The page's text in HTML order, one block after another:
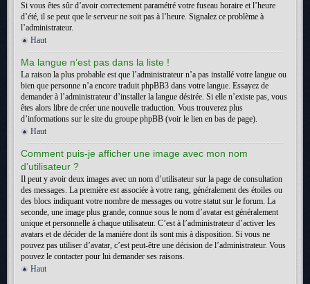
Si vous êtes sûr d’avoir correctement paramétré votre fuseau horaire et l’heure
d’été, il se peut que le serveur ne soit pas à l’heure. Signalez ce problème à
l’administrateur.
Haut
Ma langue n’est pas dans la liste !
La raison la plus probable est que l’administrateur n’a pas installé votre langue ou
bien que personne n’a encore traduit phpBB3 dans votre langue. Essayez de
demander à l’administrateur d’installer la langue désirée. Si elle n’existe pas, vous
êtes alors libre de créer une nouvelle traduction. Vous trouverez plus
d’informations sur le site du groupe phpBB (voir le lien en bas de page).
Haut
Comment puis-je afficher une image avec mon nom
d’utilisateur ?
Il peut y avoir deux images avec un nom d’utilisateur sur la page de consultation
des messages. La première est associée à votre rang, généralement des étoiles ou
des blocs indiquant votre nombre de messages ou votre statut sur le forum. La
seconde, une image plus grande, connue sous le nom d’avatar est généralement
unique et personnelle à chaque utilisateur. C’est à l’administrateur d’activer les
avatars et de décider de la manière dont ils sont mis à disposition. Si vous ne
pouvez pas utiliser d’avatar, c’est peut-être une décision de l’administrateur. Vous
pouvez le contacter pour lui demander ses raisons.
Haut